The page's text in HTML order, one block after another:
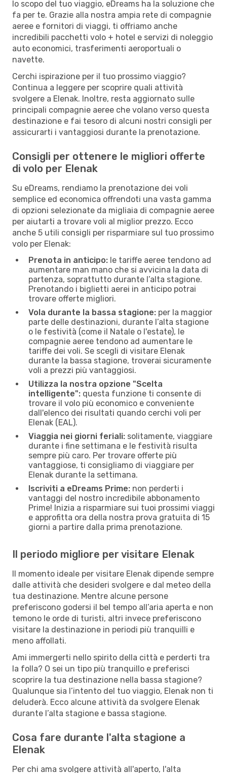
lo scopo del tuo viaggio, eDreams ha la soluzione che
fa per te. Grazie alla nostra ampia rete di compagnie
aeree e fornitori di viaggi, ti offriamo anche
incredibili pacchetti volo + hotel e servizi di noleggio
auto economici, trasferimenti aeroportuali o
navette.
Cerchi ispirazione per il tuo prossimo viaggio?
Continua a leggere per scoprire quali attività
svolgere a Elenak. Inoltre, resta aggiornato sulle
principali compagnie aeree che volano verso questa
destinazione e fai tesoro di alcuni nostri consigli per
assicurarti i vantaggiosi durante la prenotazione.
Consigli per ottenere le migliori offerte
di volo per Elenak
Su eDreams, rendiamo la prenotazione dei voli
semplice ed economica offrendoti una vasta gamma
di opzioni selezionate da migliaia di compagnie aeree
per aiutarti a trovare voli al miglior prezzo. Ecco
anche 5 utili consigli per risparmiare sul tuo prossimo
volo per Elenak:
Prenota in anticipo: le tariffe aeree tendono ad
aumentare man mano che si avvicina la data di
partenza, soprattutto durante l’alta stagione.
Prenotando i biglietti aerei in anticipo potrai
trovare offerte migliori.
Vola durante la bassa stagione: per la maggior
parte delle destinazioni, durante l’alta stagione
o le festività (come il Natale o l'estate), le
compagnie aeree tendono ad aumentare le
tariffe dei voli. Se scegli di visitare Elenak
durante la bassa stagione, troverai sicuramente
voli a prezzi più vantaggiosi.
Utilizza la nostra opzione "Scelta
intelligente": questa funzione ti consente di
trovare il volo più economico e conveniente
dall'elenco dei risultati quando cerchi voli per
Elenak (EAL).
Viaggia nei giorni feriali: solitamente, viaggiare
durante i fine settimana e le festività risulta
sempre più caro. Per trovare offerte più
vantaggiose, ti consigliamo di viaggiare per
Elenak durante la settimana.
Iscriviti a eDreams Prime: non perderti i
vantaggi del nostro incredibile abbonamento
Prime! Inizia a risparmiare sui tuoi prossimi viaggi
e approfitta ora della nostra prova gratuita di 15
giorni a partire dalla prima prenotazione.
Il periodo migliore per visitare Elenak
Il momento ideale per visitare Elenak dipende sempre
dalle attività che desideri svolgere e dal meteo della
tua destinazione. Mentre alcune persone
preferiscono godersi il bel tempo all’aria aperta e non
temono le orde di turisti, altri invece preferiscono
visitare la destinazione in periodi più tranquilli e
meno affollati.
Ami immergerti nello spirito della città e perderti tra
la folla? O sei un tipo più tranquillo e preferisci
scoprire la tua destinazione nella bassa stagione?
Qualunque sia l’intento del tuo viaggio, Elenak non ti
deluderà. Ecco alcune attività da svolgere Elenak
durante l’alta stagione e bassa stagione.
Cosa fare durante l'alta stagione a
Elenak
Per chi ama svolgere attività all'aperto, l'alta